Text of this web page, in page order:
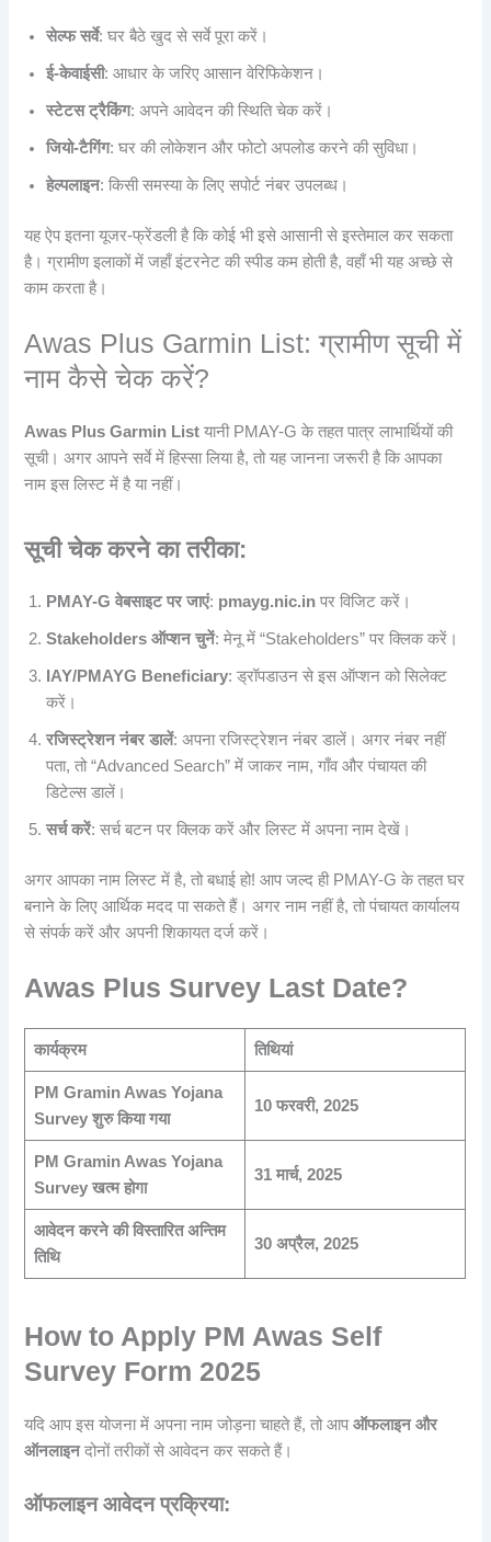
सेल्फ सर्वे: घर बैठे खुद से सर्वे पूरा करें।
ई-केवाईसी: आधार के जरिए आसान वेरिफिकेशन।
स्टेटस ट्रैकिंग: अपने आवेदन की स्थिति चेक करें।
जियो-टैगिंग: घर की लोकेशन और फोटो अपलोड करने की सुविधा।
हेल्पलाइन: किसी समस्या के लिए सपोर्ट नंबर उपलब्ध।
यह ऐप इतना यूजर-फ्रेंडली है कि कोई भी इसे आसानी से इस्तेमाल कर सकता
है। ग्रामीण इलाकों में जहाँ इंटरनेट की स्पीड कम होती है, वहाँ भी यह अच्छे से
काम करता है।
Awas Plus Garmin List: ग्रामीण सूची में
नाम कैसे चेक करें?
Awas Plus Garmin List यानी PMAY-G के तहत पात्र लाभार्थियों की
सूची। अगर आपने सर्वे में हिस्सा लिया है, तो यह जानना जरूरी है कि आपका
नाम इस लिस्ट में है या नहीं।
सूची चेक करने का तरीका:
PMAY-G वेबसाइट पर जाएं: pmayg.nic.in पर विजिट करें।
Stakeholders ऑप्शन चुनें: मेनू में “Stakeholders” पर क्लिक करें।
IAY/PMAYG Beneficiary: ड्रॉपडाउन से इस ऑप्शन को सिलेक्ट
करें।
रजिस्ट्रेशन नंबर डालें: अपना रजिस्ट्रेशन नंबर डालें। अगर नंबर नहीं
पता, तो “Advanced Search” में जाकर नाम, गाँव और पंचायत की
डिटेल्स डालें।
सर्च करें: सर्च बटन पर क्लिक करें और लिस्ट में अपना नाम देखें।
अगर आपका नाम लिस्ट में है, तो बधाई हो! आप जल्द ही PMAY-G के तहत घर
बनाने के लिए आर्थिक मदद पा सकते हैं। अगर नाम नहीं है, तो पंचायत कार्यालय
से संपर्क करें और अपनी शिकायत दर्ज करें।
Awas Plus Survey Last Date?
कार्यक्रम तिथियां
PM Gramin Awas Yojana
Survey शुरु किया गया
10 फरवरी, 2025
PM Gramin Awas Yojana
Survey खत्म होगा
31 मार्च, 2025
आवेदन करने की विस्तारित अन्तिम
तिथि
30 अप्रैल, 2025
How to Apply PM Awas Self
Survey Form 2025
यदि आप इस योजना में अपना नाम जोड़ना चाहते हैं, तो आपऑफलाइन और
ऑनलाइनदोनों तरीकों से आवेदन कर सकते हैं।
ऑफलाइन आवेदन प्रक्रिया: